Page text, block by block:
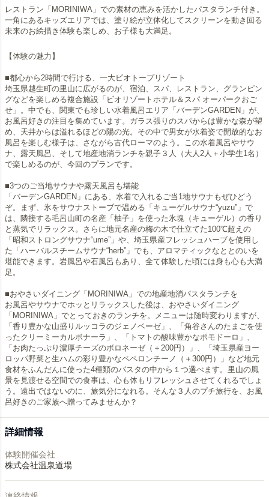
レストラン「MORINIWA」での素材の恵みを活かしたパスタランチ付き。
一角にあるキッズエリアでは、塗り絵が立体化してスクリーンを動き回る
未来のお絵描き体験も楽しめ、お子様も大満足。
【体験の魅力】
■都心から2時間で行ける、一大ビオトープリゾート
埼玉県越生町の里山に広がるのが、宿泊、スパ、レストラン、グランピン
グなどを楽しめる複合施設「ビオリゾートホテル＆スパ オーパークおご
せ」。中でも、関東でも珍しい水着風呂エリア「バーデンGARDEN」が、
お風呂好きの注目を集めています。ガラス張りのスパからは豊かな森が望
め、天井からは溢れるほどの陽の光。その中で男女が水着姿で開放的なお
風呂を楽しむ様子は、さながら古代ローマのよう。この水着風呂やサウ
ナ、露天風呂、そして地産地消ランチを親子３人（大人2人＋小学生1名）
で楽しめるのが、今回のプランです。
■3つのご当地サウナや露天風呂も堪能
「バーデンGARDEN」にある、水着で入れるご当1地サウナもぜひどう
ぞ。まず、氷をサウナストーブで温める「キューゲルサウナ“yuzu”」で
は、隣接する毛呂山町の名産「柚子」を使った氷塊（キューゲル）の香り
と蒸気でリラックス。さらに地元名産の梅の木で仕立てた100℃超えの
「昭和ストロングサウナ“ume”」や、埼玉県産フレッシュハーブを使用し
た「ハーバルスチームサウナ“herb”」でも、アロマティックなととのいを
堪能できます。岩風呂や石風呂もあり、全て体験した頃には身も心も大満
足。
■おやさいダイニング「MORINIWA」での地産地消パスタランチを
お風呂やサウナでホッとリラックスした後は、おやさいダイニング
「MORINIWA」でとっておきのランチを。メニューは随時変わりますが、
「香り豊かな山盛りルッコラのジェノベーゼ」、「角谷さんのたまごを使
ったクリーミーカルボナーラ」、「トマトの酸味豊かなポモドーロ」、
「お肉たっぷり濃厚チーズのボロネーゼ（＋200円）」、「埼玉県産ヨー
ロッパ野菜と生ハムの彩り豊かなペペロンチーノ（＋300円）」など地元
食材をふんだんに使った4種類のパスタの中から１つ選べます。里山の風
景を見渡せる空間での食事は、心も体もリフレッシュさせてくれるでしょ
う。遠出ではないのに、旅気分になれる。そんな３人のプチ旅行を、お風
呂好きのご家族へ贈ってみませんか？
詳細情報
体験開催会社
株式会社温泉道場